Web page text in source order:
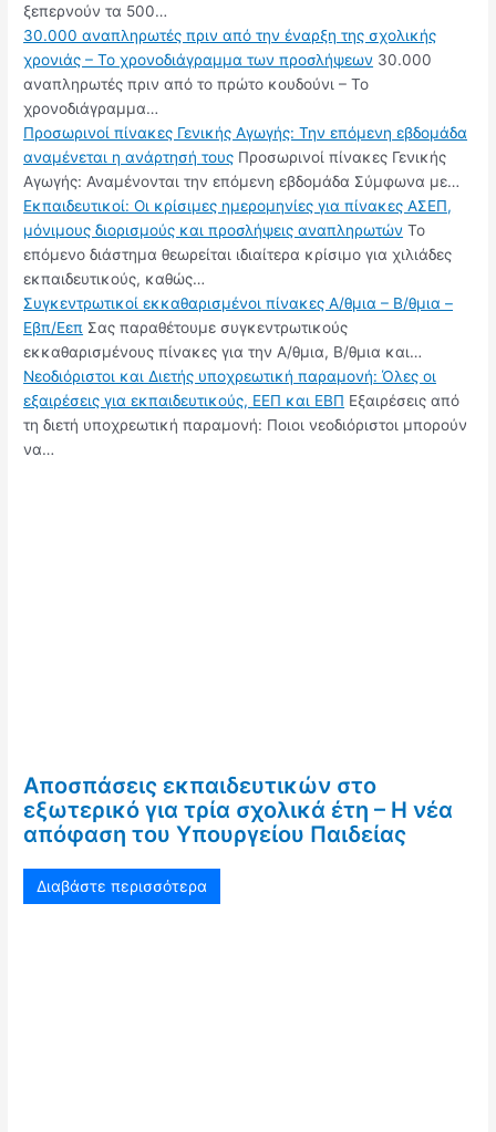
ξεπερνούν τα 500…
30.000 αναπληρωτές πριν από την έναρξη της σχολικής
χρονιάς – Το χρονοδιάγραμμα των προσλήψεων 30.000
αναπληρωτές πριν από το πρώτο κουδούνι – Το
χρονοδιάγραμμα…
Προσωρινοί πίνακες Γενικής Αγωγής: Την επόμενη εβδομάδα
αναμένεται η ανάρτησή τους Προσωρινοί πίνακες Γενικής
Αγωγής: Αναμένονται την επόμενη εβδομάδα Σύμφωνα με…
Εκπαιδευτικοί: Οι κρίσιμες ημερομηνίες για πίνακες ΑΣΕΠ,
μόνιμους διορισμούς και προσλήψεις αναπληρωτών Το
επόμενο διάστημα θεωρείται ιδιαίτερα κρίσιμο για χιλιάδες
εκπαιδευτικούς, καθώς…
Συγκεντρωτικοί εκκαθαρισμένοι πίνακες Α/θμια – Β/θμια –
Εβπ/Εεπ Σας παραθέτουμε συγκεντρωτικούς
εκκαθαρισμένους πίνακες για την Α/θμια, Β/θμια και…
Νεοδιόριστοι και Διετής υποχρεωτική παραμονή: Όλες οι
εξαιρέσεις για εκπαιδευτικούς, ΕΕΠ και ΕΒΠ Εξαιρέσεις από
τη διετή υποχρεωτική παραμονή: Ποιοι νεοδιόριστοι μπορούν
να…
Αποσπάσεις εκπαιδευτικών στο
εξωτερικό για τρία σχολικά έτη – Η νέα
απόφαση του Υπουργείου Παιδείας
Διαβάστε περισσότερα